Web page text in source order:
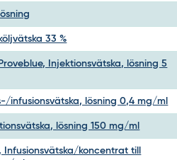
33 %
Injektionsvätska, lösning 5
infusionsvätska, lösning 0,4 mg/ml
lösning 150 mg/ml
Infusionsvätska/koncentrat till